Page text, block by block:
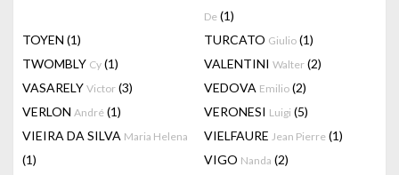
De (1)
TOYEN (1) TURCATO Giulio (1)
TWOMBLY Cy (1) VALENTINI Walter (2)
VASARELY Victor (3) VEDOVA Emilio (2)
VERLON André (1) VERONESI Luigi (5)
VIEIRA DA SILVA Maria Helena
(1)
VIELFAURE Jean Pierre (1)
VIGO Nanda (2)